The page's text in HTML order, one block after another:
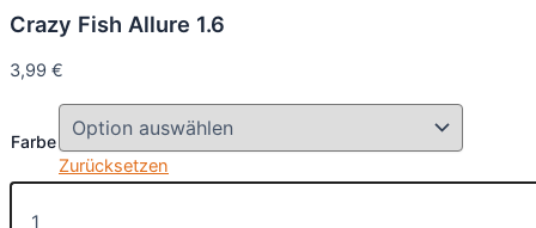
Crazy Fish Allure 1.6
3,99 €
Farbe
Zurücksetzen
Crazy
Fish